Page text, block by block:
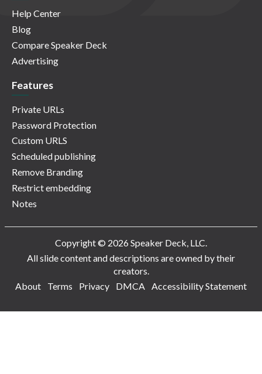
Help Center
Blog
Compare Speaker Deck
Advertising
Features
Private URLs
Password Protection
Custom URLS
Scheduled publishing
Remove Branding
Restrict embedding
Notes
Copyright © 2026 Speaker Deck, LLC.
All slide content and descriptions are owned by their
creators.
About
Terms Privacy DMCA Accessibility Statement